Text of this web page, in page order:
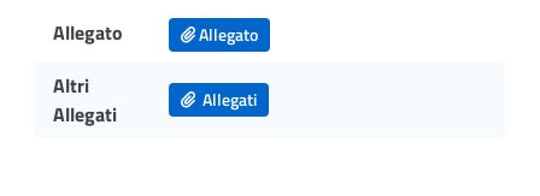
Allegato Allegato
Altri
Allegati
Allegati